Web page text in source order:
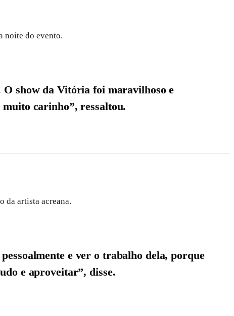
noite do evento.
O show da Vitória foi maravilhoso e
muito carinho”, ressaltou.
da artista acreana.
e ver o trabalho dela, porque
e aproveitar”, disse.